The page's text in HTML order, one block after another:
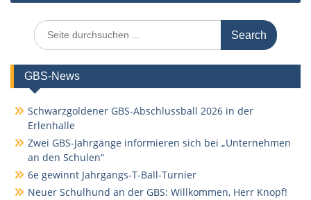
Search
for:
GBS-News
Schwarzgoldener GBS-Abschlussball 2026 in der
Erlenhalle
Zwei GBS-Jahrgänge informieren sich bei „Unternehmen
an den Schulen“
6e gewinnt Jahrgangs-T-Ball-Turnier
Neuer Schulhund an der GBS: Willkommen, Herr Knopf!